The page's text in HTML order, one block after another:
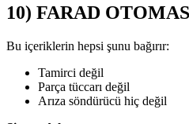
10) FARAD
Bu içeriklerin hepsi şunu bağırır:
Tamirci değil
Parça tüccarı değil
Arıza söndürücü hiç değil